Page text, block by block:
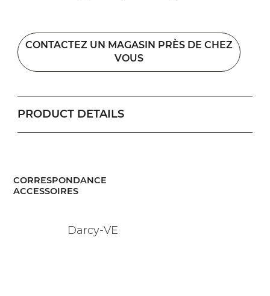
CONTACTEZ UN MAGASIN PRÈS DE CHEZ
VOUS
PRODUCT DETAILS
CORRESPONDANCE
ACCESSOIRES
Darcy-VE